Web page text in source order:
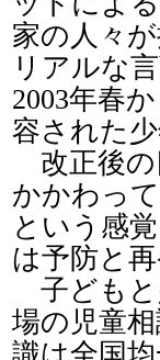
家の人々
リアルな
2003年春
容された
改正後の
かかわっ
という感
は予防と
子どもと
場の児童